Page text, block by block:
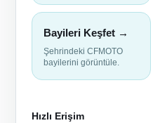
Bayileri Keşfet →
Şehrindeki CFMOTO
bayilerini görüntüle.
Hızlı Erişim